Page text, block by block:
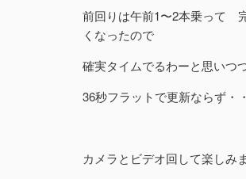
前回りは午前1〜2本乗って
くなったので
確実タイムでるわーと思いつ
36秒フラットで更新ならず・
カメラとビデオ回して楽しみ